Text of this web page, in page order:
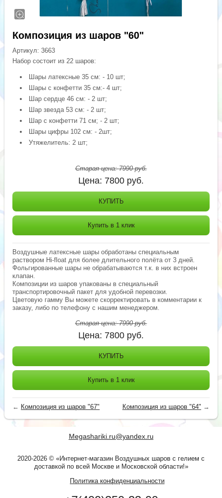
Композиция из шаров "60"
Артикул:3663
Набор состоит из 22 шаров:
Шары латексные 35 см: - 10 шт;
Шары с конфетти 35 см:- 4 шт;
Шар сердце 46 см: - 2 шт;
Шар звезда 53 см: - 2 шт;
Шар с конфетти 71 см; - 2 шт;
Шары цифры 102 см: - 2шт;
Утяжелитель: 2 шт;
Старая цена:7990руб.
Цена: 7800 руб.
КУПИТЬ
Купить в 1 клик
Воздушные латексные шары обработаны специальным
раствором Hi-float для более длительного полёта от 3 дней.
Фольгированные шары не обрабатываются т.к. в них встроен
клапан.
Композиции из шаров упакованы в специальный
транспортировочный пакет для удобной перевозки.
Цветовую гамму Вы можете скорректировать в комментарии к
заказу, либо по телефону с нашим менеджером.
Старая цена:7990руб.
Цена: 7800 руб.
КУПИТЬ
Купить в 1 клик
← Композиция из шаров "67" Композиция из шаров "64" →
Megashariki.ru@yandex.ru
2020-2026 © «Интернет-магазин Воздушных шаров с гелием с
доставкой по всей Москве и Московской области!»
Политика конфиденциальности